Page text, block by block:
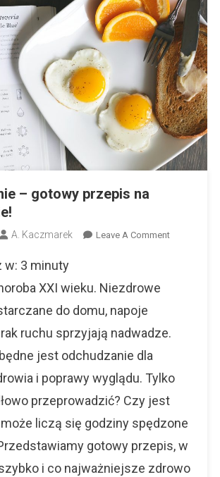
– gotowy przepis na
A. Kaczmarek Leave A CommentOn
w: 3 minuty
XXI wieku. Niezdrowe
do domu, napoje
ruchu sprzyjają nadwadze.
jest odchudzanie dla
i poprawy wyglądu. Tylko
przeprowadzić? Czy jest
liczą się godziny spędzone
gotowy przepis, w
i co najważniejsze zdrowo